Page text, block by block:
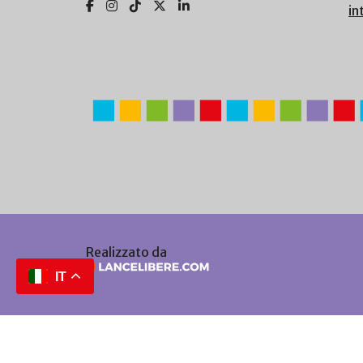
Realizzato da
IT